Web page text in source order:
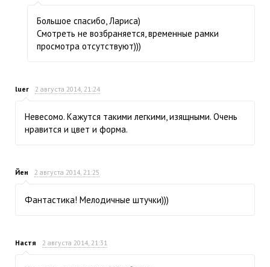
Большое спасибо, Лариса)
Смотреть не возбраняется, временные рамки
просмотра отсутствуют)))
luer 2 августа 2014, 21:24
Невесомо. Кажутся такими легкими, изящными. Очень
нравится и цвет и форма.
Йен 2 августа 2014, 21:25
Фантастика! Мелодичные штучки)))
Настя 2 августа 2014, 21:31